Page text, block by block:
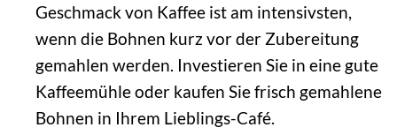
Geschmack von Kaffee ist am intensivsten,
wenn die Bohnen kurz vor der Zubereitung
gemahlen werden. Investieren Sie in eine gute
Kaffeemühle oder kaufen Sie frisch gemahlene
Bohnen in Ihrem Lieblings-Café.